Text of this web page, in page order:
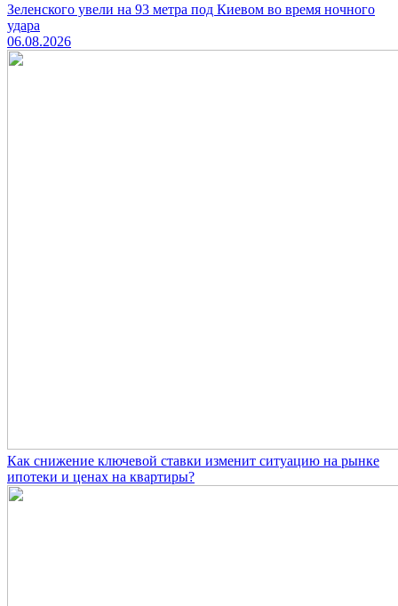
Зеленского увели на 93 метра под Киевом во время ночного
удара
06.08.2026
Как снижение ключевой ставки изменит ситуацию на рынке
ипотеки и ценах на квартиры?